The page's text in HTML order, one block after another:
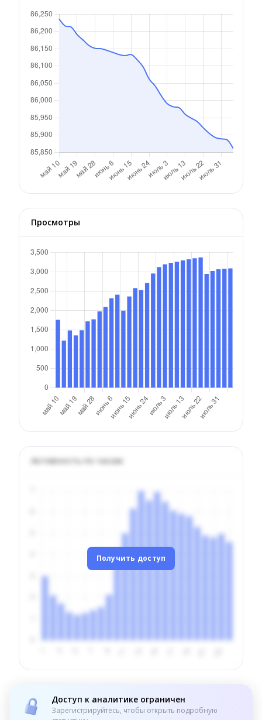
Просмотры
Активность по часам
Получить доступ
Доступ к аналитике ограничен
Зарегистрируйтесь, чтобы открыть подробную